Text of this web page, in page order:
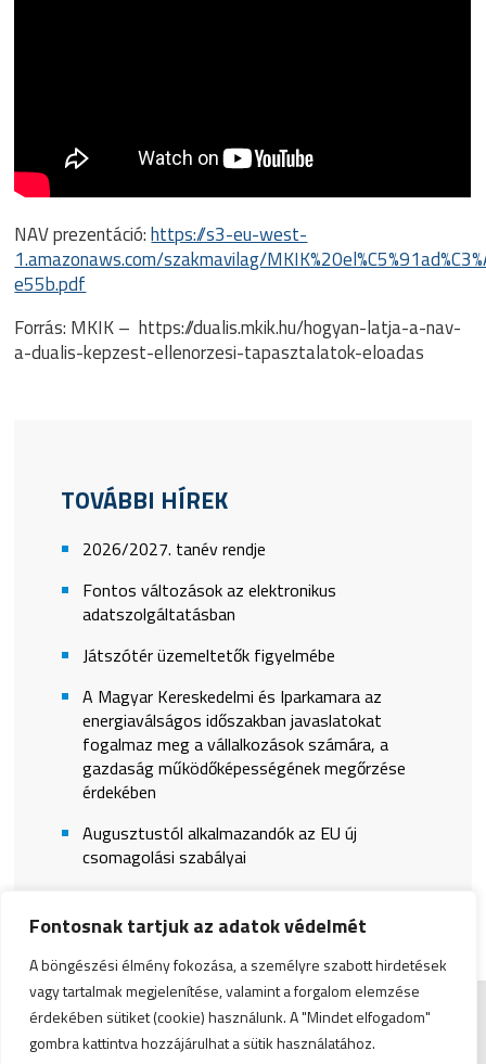
Fontosnak tartjuk az adatok védelmét
A böngészési élmény fokozása, a személyre szabott hirdetések
vagy tartalmak megjelenítése, valamint a forgalom elemzése
érdekében sütiket (cookie) használunk. A "Mindet elfogadom"
gombra kattintva hozzájárulhat a sütik használatához.
NAV prezentáció:https://s3-eu-west-
1.amazonaws.com/szakmavilag/
e55b.pdf
Forrás: MKIK – https://dualis.mkik.hu/hogyan-latja-a-nav-
a-dualis-kepzest-ellenorzesi-tapasztalatok-eloadas
TOVÁBBI HÍREK
2026/2027. tanév rendje
Fontos változások az elektronikus
adatszolgáltatásban
Játszótér üzemeltetők figyelmébe
A Magyar Kereskedelmi és Iparkamara az
energiaválságos időszakban javaslatokat
fogalmaz meg a vállalkozások számára, a
gazdaság működőképességének megőrzése
érdekében
Augusztustól alkalmazandók az EU új
csomagolási szabályai
Impresszum|Admin